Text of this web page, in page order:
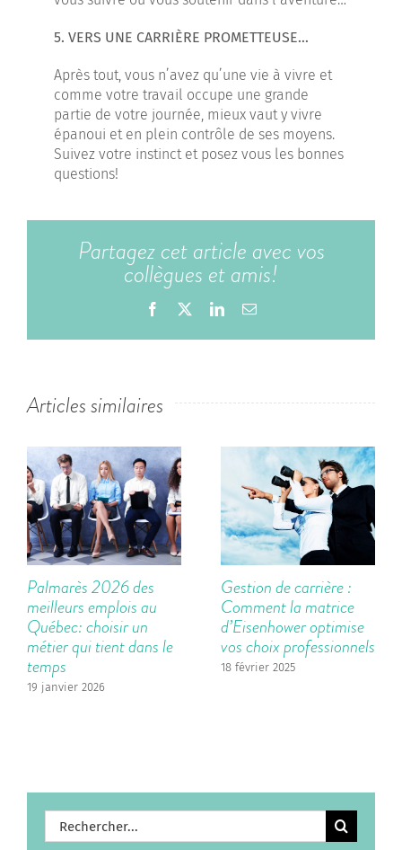
5. VERS UNE CARRIÈRE PROMETTEUSE…
Après tout, vous n’avez qu’une vie à vivre et
comme votre travail occupe une grande
partie de votre journée, mieux vaut y vivre
épanoui et en plein contrôle de ses moyens.
Suivez votre instinct et posez vous les bonnes
questions!
Partagez cet article avec vos
collègues et amis!
Facebook LinkedInEmail
Articles similaires
Palmarès 2026 des
meilleurs emplois au
Québec: choisir un
métier qui tient dans le
temps
19 janvier 2026
Gestion de carrière :
Comment la matrice
d’Eisenhower optimise
vos choix professionnels
18 février 2025
Rechercher: